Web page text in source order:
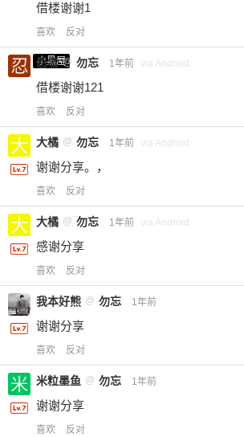
借楼谢谢1
喜欢 反对
小黑屋
忍者 @ 勿忘 1年前 via Android
借楼谢谢121
喜欢 反对
大橘 @ 勿忘 1年前 via Android
谢谢分享。，
喜欢 反对
大橘 @ 勿忘 1年前 via Android
感谢分享
喜欢 反对
我本好熊 @ 勿忘 1年前
谢谢分享
喜欢 反对
米粒墨鱼 @ 勿忘 1年前
谢谢分享
喜欢 反对